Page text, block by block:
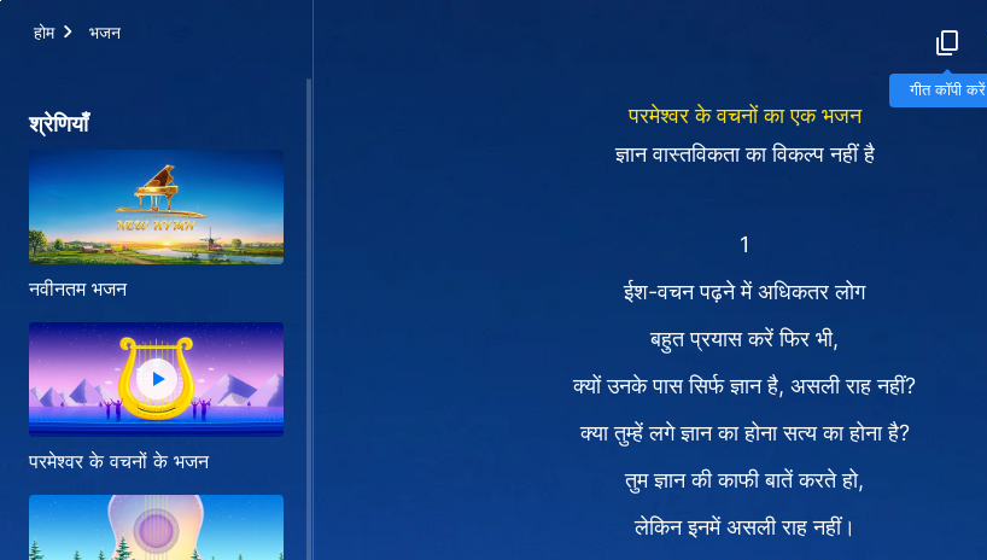
होम भजन
गीत कॉपी करें
श्रेणियाँ
नवीनतम भजन
परमेश्वर के वचनों के भजन
परमेश्वर के वचनों का एक भजन
ज्ञान वास्तविकता का विकल्प नहीं है
1
ईश-वचन पढ़ने में अधिकतर लोग
बहुत प्रयास करें फिर भी,
क्यों उनके पास सिर्फ ज्ञान है, असली राह नहीं?
क्या तुम्हें लगे ज्ञान का होना सत्य का होना है?
तुम ज्ञान की काफी बातें करते हो,
लेकिन इनमें असली राह नहीं।